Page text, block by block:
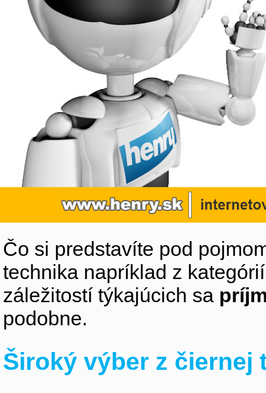
Čo si predstavíte pod
technika napríklad z
záležitostí týkajúcich sa
podobne.
Široký výber z čiernej